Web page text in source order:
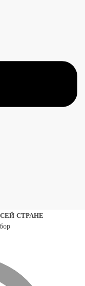
СТРАНЕ